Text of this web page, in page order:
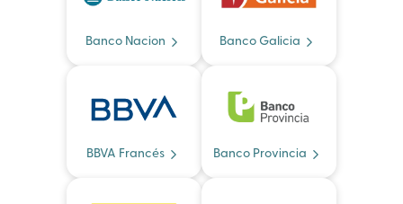
Banco Nacion Banco Galicia
BBVA Francés Banco Provincia